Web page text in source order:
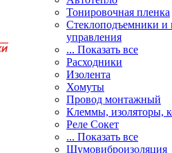
Тонировочная пленка
Стеклоподъемники и
управления
... Показать все
Расходники
Изолента
Хомуты
Провод монтажный
Клеммы, изоляторы,
Реле Сокет
... Показать все
Шумовиброизоляция